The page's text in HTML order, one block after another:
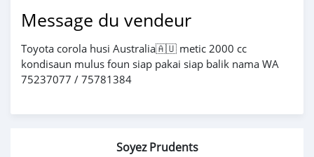
Message du vendeur
Toyota corola husi Australia🇦🇺 metic 2000 cc
kondisaun mulus foun siap pakai siap balik nama WA
75237077 / 75781384
Soyez Prudents